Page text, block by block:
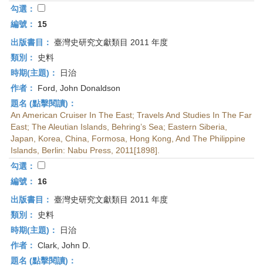
勾選：
編號：
15
出版書目： 臺灣史研究文獻類目 2011 年度
類別：
史料
時期(主題)：
日治
作者：
Ford, John Donaldson
題名 (點擊閱讀)：
An American Cruiser In The East; Travels And Studies In The Far
East; The Aleutian Islands, Behring’s Sea; Eastern Siberia,
Japan, Korea, China, Formosa, Hong Kong, And The Philippine
Islands, Berlin: Nabu Press, 2011[1898].
勾選：
編號：
16
出版書目： 臺灣史研究文獻類目 2011 年度
類別：
史料
時期(主題)：
日治
作者： Clark, John D.
題名 (點擊閱讀)：